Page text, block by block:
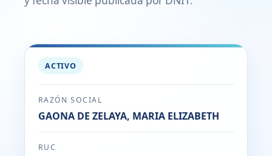
ACTIVO
RAZÓN SOCIAL
GAONA DE ZELAYA, MARIA ELIZABETH
RUC